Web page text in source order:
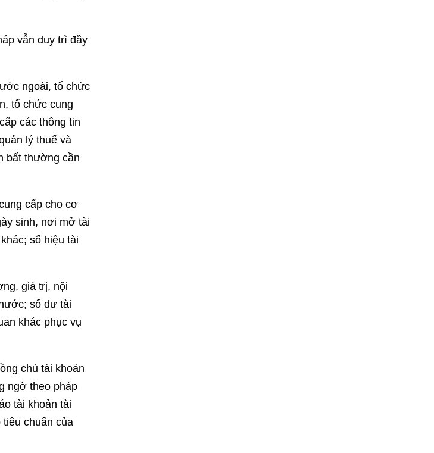
vẫn duy trì đầy
ngoài, tổ chức
tổ chức cung
các thông tin
lý thuế và
bất thường cần
cấp cho cơ
sinh, nơi mở tài
số hiệu tài
giá trị, nội
số dư tài
khác phục vụ
chủ tài khoản
ngờ theo pháp
tài khoản tài
chuẩn của